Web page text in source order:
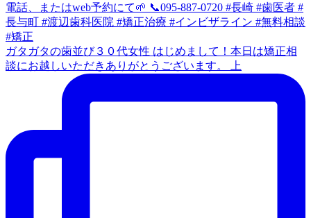
ガタガタの歯並び３０代女性 はじめまして！本日は矯正相
談にお越しいただきありがとうございます。 上